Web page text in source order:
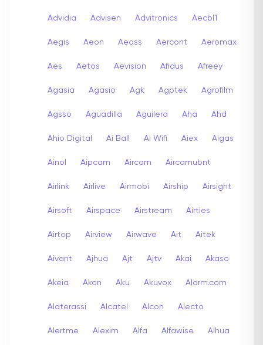
Advidia Advisen Advitronics Aecbl1
Aegis Aeon Aeoss Aercont Aeromax
Aes Aetos Aevision Afidus Afreey
Agasia Agasio Agk Agptek Agrofilm
Agsso Aguadilla Aguilera Aha Ahd
Ahio Digital Ai Ball Ai Wifi Aiex Aigas
Ainol Aipcam Aircam Aircamubnt
Airlink Airlive Airmobi Airship Airsight
Airsoft Airspace Airstream Airties
Airtop Airview Airwave Ait Aitek
Aivant Ajhua Ajt Ajtv Akai Akaso
Akeia Akon Aku Akuvox Alarm.com
Alaterassi Alcatel Alcon Alecto
Alertme Alexim Alfa Alfawise Alhua